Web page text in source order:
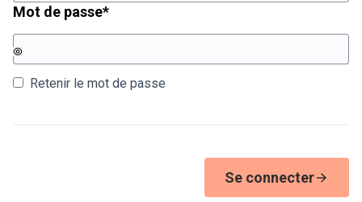
Mot de passe*Champ obligatoire
Retenir le mot de passe
Se connecter